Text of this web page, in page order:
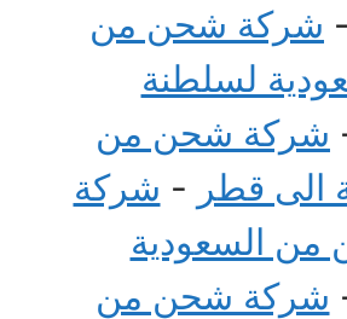
- شركة شحن من
لسلطنة
شركة شحن من
الى قطر - شركة
السعودية
شركة شحن من